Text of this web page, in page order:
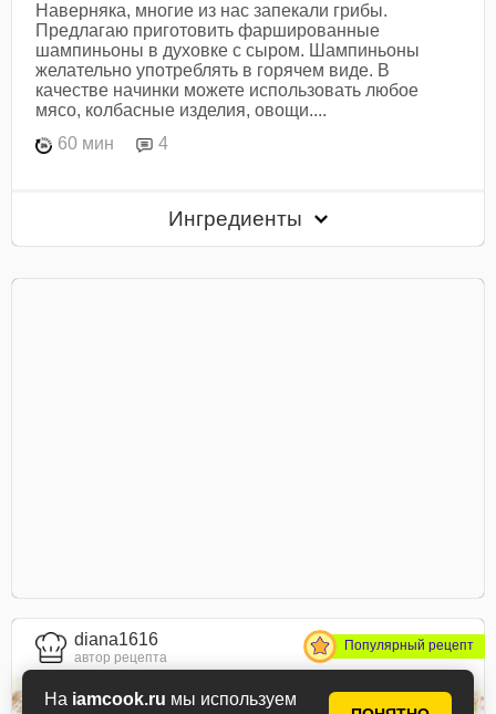
На iamcook.ru мы используем
Наверняка, многие из нас запекали грибы.
Предлагаю приготовить фаршированные
шампиньоны в духовке с сыром. Шампиньоны
желательно употреблять в горячем виде. В
качестве начинки можете использовать любое
мясо, колбасные изделия, овощи....
60 мин
4
Ингредиенты
diana1616
автор рецепта
Популярный рецепт